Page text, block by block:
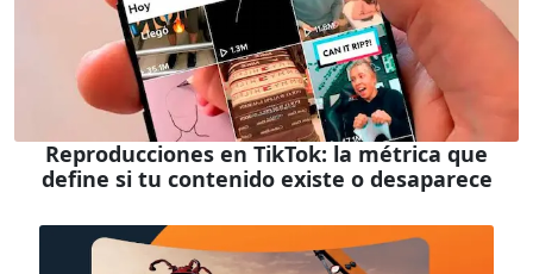
Reproducciones en TikTok: la métrica que
define si tu contenido existe o desaparece